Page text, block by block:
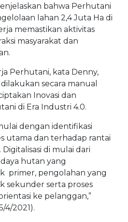
bahwa Perhutani
lahan 2,4 Juta Ha di
memastikan aktivitas
masyarakat dan
Perhutani, kata Denny,
secara manual
Inovasi dan
di Era Industri 4.0.
dengan identifikasi
utama dan terhadap rantai
di mulai dari
hutan yang
primer, pengolahan yang
sekunder serta proses
ke pelanggan,”
4/2021).